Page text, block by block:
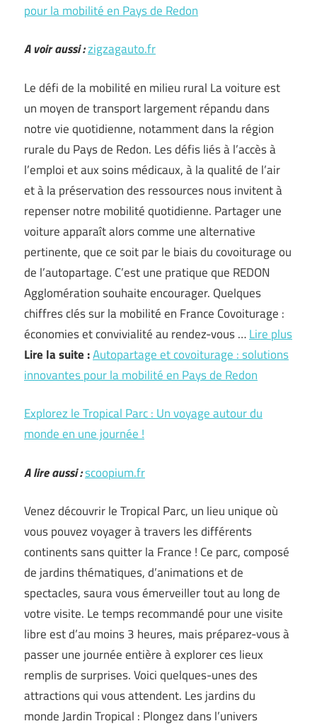
pour la mobilité en Pays de Redon
A voir aussi :zigzagauto.fr
Le défi de la mobilité en milieu rural La voiture est
un moyen de transport largement répandu dans
notre vie quotidienne, notamment dans la région
rurale du Pays de Redon. Les défis liés à l’accès à
l’emploi et aux soins médicaux, à la qualité de l’air
et à la préservation des ressources nous invitent à
repenser notre mobilité quotidienne. Partager une
voiture apparaît alors comme une alternative
pertinente, que ce soit par le biais du covoiturage ou
de l’autopartage. C’est une pratique que REDON
Agglomération souhaite encourager. Quelques
chiffres clés sur la mobilité en France Covoiturage :
économies et convivialité au rendez-vous …Lire plus
Lire la suite :Autopartage et covoiturage : solutions
innovantes pour la mobilité en Pays de Redon
Explorez le Tropical Parc : Un voyage autour du
monde en une journée !
A lire aussi :scoopium.fr
Venez découvrir le Tropical Parc, un lieu unique où
vous pouvez voyager à travers les différents
continents sans quitter la France ! Ce parc, composé
de jardins thématiques, d’animations et de
spectacles, saura vous émerveiller tout au long de
votre visite. Le temps recommandé pour une visite
libre est d’au moins 3 heures, mais préparez-vous à
passer une journée entière à explorer ces lieux
remplis de surprises. Voici quelques-unes des
attractions qui vous attendent. Les jardins du
monde Jardin Tropical : Plongez dans l’univers